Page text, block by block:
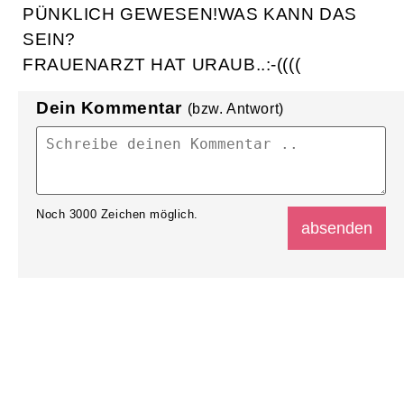
PÜNKLICH GEWESEN!WAS KANN DAS
SEIN?
FRAUENARZT HAT URAUB..:-((((
Dein Kommentar (bzw. Antwort)
Noch 3000 Zeichen möglich.